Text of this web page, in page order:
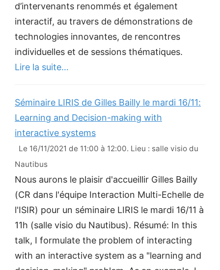
d’intervenants renommés et également
interactif, au travers de démonstrations de
technologies innovantes, de rencontres
individuelles et de sessions thématiques.
Lire la suite…
Séminaire LIRIS de Gilles Bailly le mardi 16/11:
Learning and Decision-making with
interactive systems
Le 16/11/2021 de 11:00 à 12:00. Lieu : salle visio du
Nautibus
Nous aurons le plaisir d'accueillir Gilles Bailly
(CR dans l'équipe Interaction Multi-Echelle de
l'ISIR) pour un séminaire LIRIS le mardi 16/11 à
11h (salle visio du Nautibus). Résumé: In this
talk, I formulate the problem of interacting
with an interactive system as a "learning and